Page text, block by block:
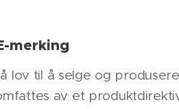
merking
lov til å selge og
av et